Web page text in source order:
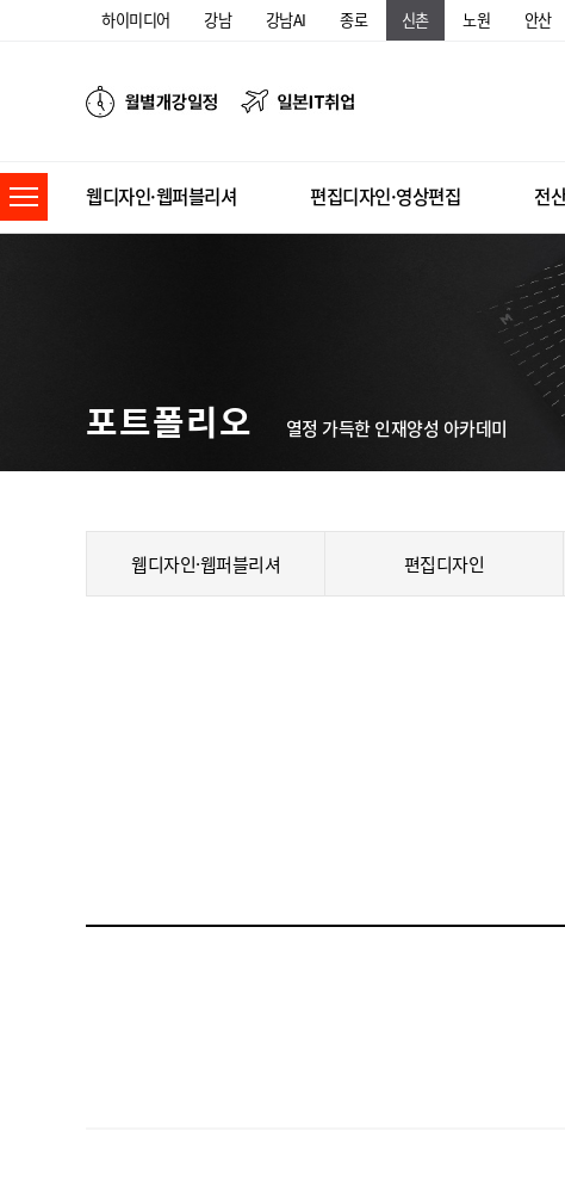
하이미디어 강남 강남AI 종로 신촌 노원 안산
웹디자인·웹퍼블리셔 편집디자인·영상편집 전
포트폴리오 열정 가득한 인재양성 아카데미
웹디자인·웹퍼블리셔 편집디자인